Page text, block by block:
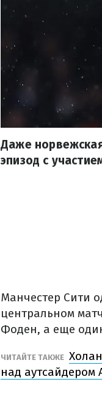
Даже
эпизод с
Манчестер Сити
центральном
Фоден, а еще
ЧИТАЙТЕ ТАКЖЕ
над аутсайдером